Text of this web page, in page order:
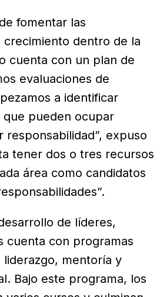
fomentar las
dentro de la
cuenta con un plan de
evaluaciones de
a identificar
pueden ocupar
responsabilidad”, expuso
tener dos o tres recursos
área como candidatos
de líderes,
cuenta con programas
liderazgo, mentoría y
Bajo este programa, los